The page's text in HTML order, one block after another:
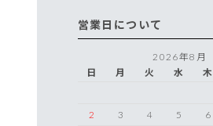
営業日について
2026年8月
日
月 火 水 木
2
3 4 5 6